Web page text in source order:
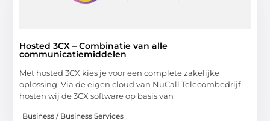
Hosted 3CX – Combinatie van alle
communicatiemiddelen
Met hosted 3CX kies je voor een complete zakelijke
oplossing. Via de eigen cloud van NuCall Telecombedrijf
hosten wij de 3CX software op basis van
Business / Business Services